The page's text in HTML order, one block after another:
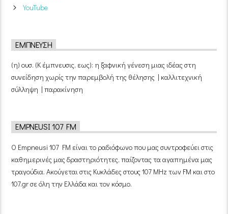
YouTube
ΈΜΠΝΕΥΣΗ
(η) ουσ. (Κ έμπνευσις, εως): η ξαφνική γένεση μιας ιδέας στη
συνείδηση χωρίς την παρεμβολή της θέλησης | καλλιτεχνική
σύλληψη | παρακίνηση
EMPNEUSI 107 FM
Ο Empneusi 107 FM είναι το ραδιόφωνο που μας συντροφεύει στις
καθημερινές μας δραστηριότητες, παίζοντας τα αγαπημένα μας
τραγούδια. Ακούγεται στις Κυκλάδες στους 107 MHz των FM και στο
107.gr σε όλη την Ελλάδα και τον κόσμο.